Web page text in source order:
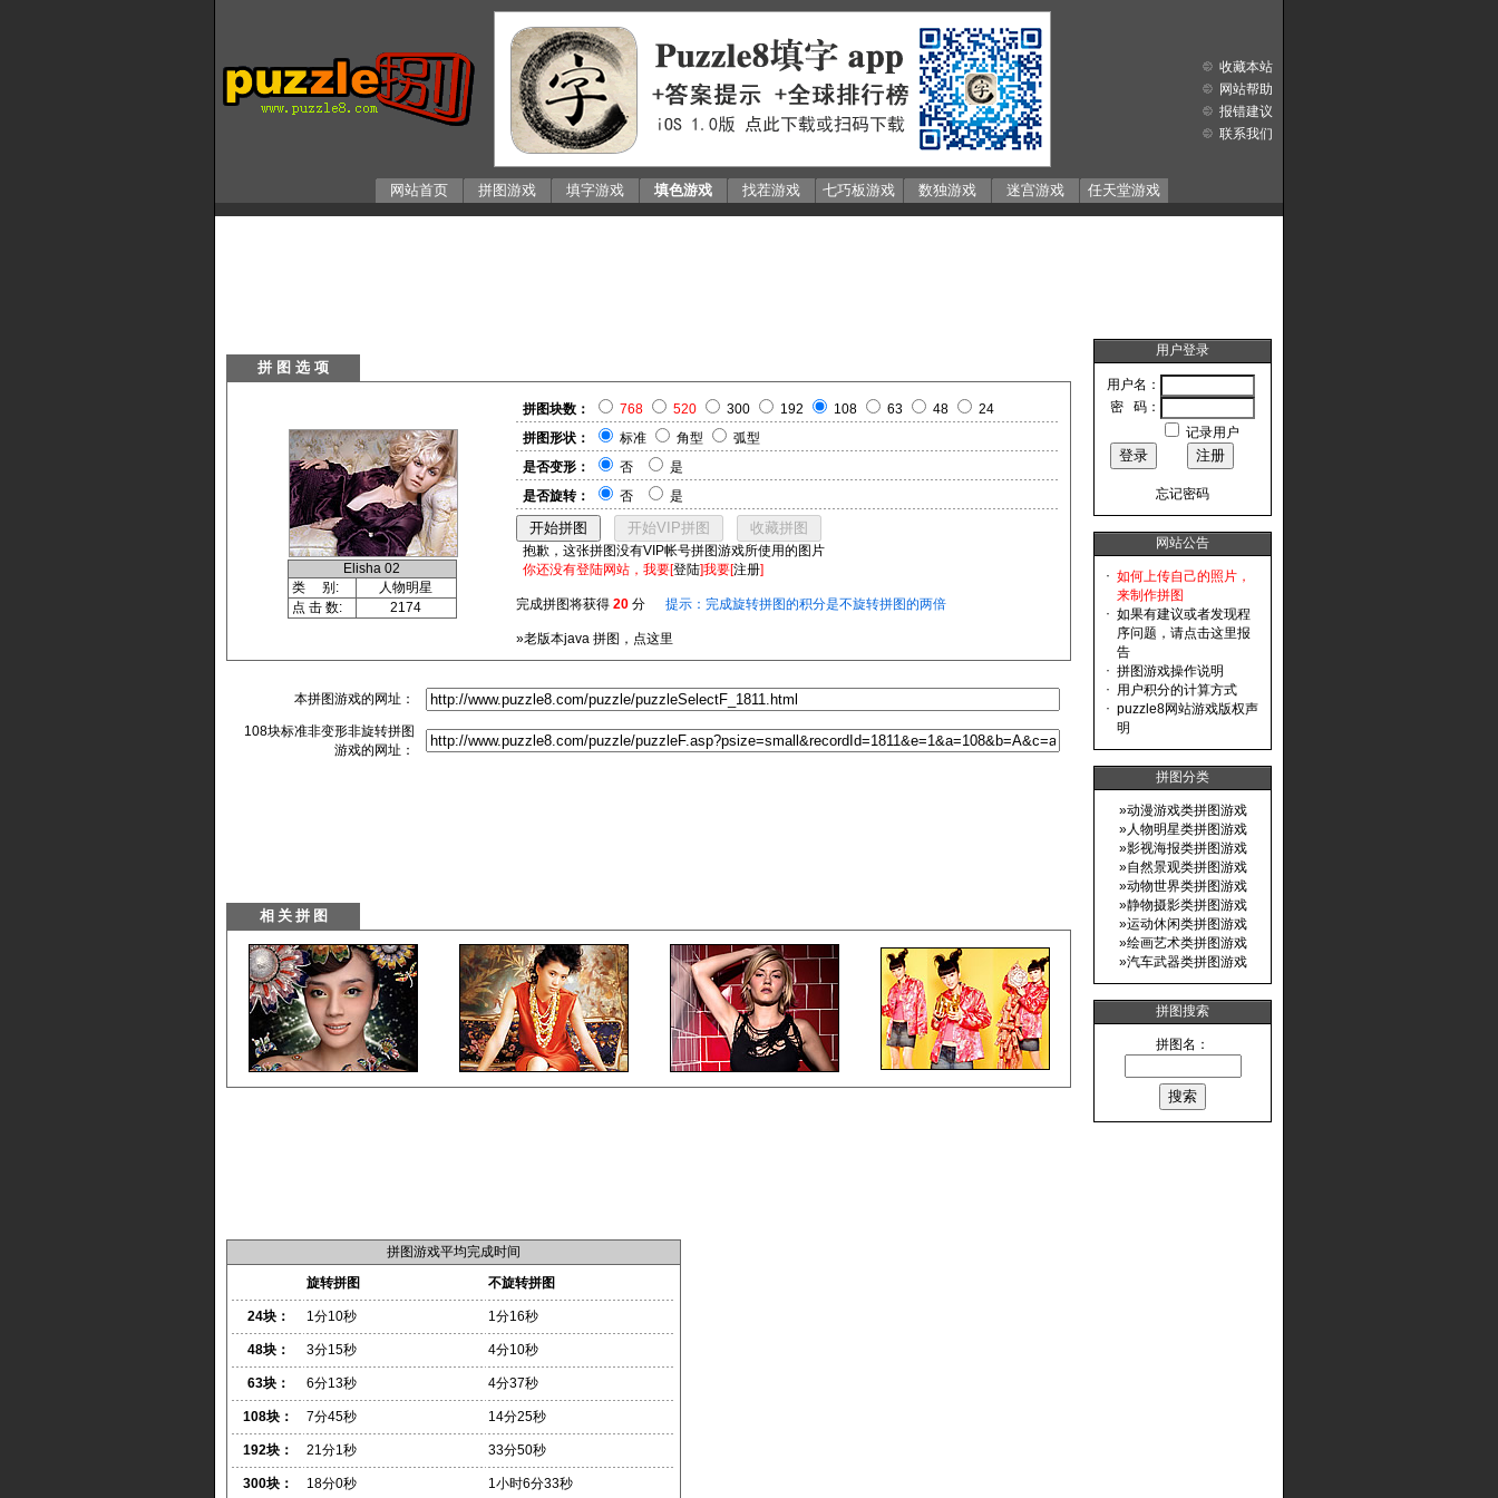
网站首页 拼图游戏 填字游戏 填色游戏 找茬游戏 七巧板游戏 数独游戏 迷宫游戏 任天堂游戏
收藏本站
网站帮助
报错建议
联系我们
拼 图 选 项
Elisha 02
类 别:
人物明星
点 击 数:
2174
拼图块数： 768 520 300 192 108 63 48
24
拼图形状：
标准 角型
弧型
是否变形：
否
是
是否旋转：
否 是
抱歉，这张拼图没有VIP帐号拼图游戏所使用的图片
你还没有登陆网站，我要[登陆]我要[注册]
完成拼图将获得 20 分 提示：完成旋转拼图的积分是不旋转拼图的两倍
»老版本java 拼图，点这里
本拼图游戏的网址：
108块标准非变形非旋转拼图
游戏的网址：
拼图游戏平均完成时间
旋转拼图
不旋转拼图
24块： 1分10秒 1分16秒
48块： 3分15秒 4分10秒
63块： 6分13秒 4分37秒
108块： 7分45秒 14分25秒
192块： 21分1秒 33分50秒
300块： 18分0秒 1小时6分33秒
用户登录
用户名：
密 码：
记录用户
忘记密码
网站公告
· 如何上传自己的照片，
来制作拼图
· 如果有建议或者发现程
序问题，请点击这里报
告
· 拼图游戏操作说明
· 用户积分的计算方式
· puzzle8网站游戏版权声
明
拼图分类
»动漫游戏类拼图游戏
»人物明星类拼图游戏
»影视海报类拼图游戏
»自然景观类拼图游戏
»动物世界类拼图游戏
»静物摄影类拼图游戏
»运动休闲类拼图游戏
»绘画艺术类拼图游戏
»汽车武器类拼图游戏
拼图搜索
拼图名：